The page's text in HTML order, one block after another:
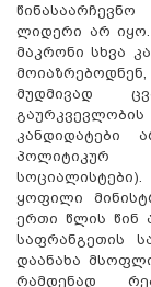
ლიდერი არ
მაკრონი სხვა
მუდმივად
კანდიდატები
პოლიტიკურ
ყოფილი
ერთი წლის წინ
საფრანგეთის
დაანახა
რამდენად